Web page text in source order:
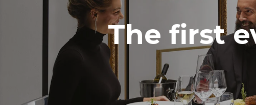
7 длинных моек
The first